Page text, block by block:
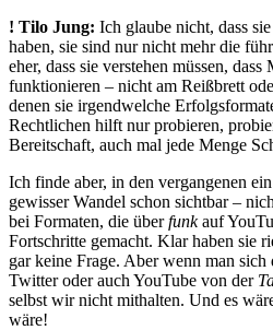
! Tilo Jung: Ich glaube nicht, dass
haben, sie sind nur nicht mehr die
eher, dass sie verstehen müssen, dass
funktionieren – nicht am Reißbrett
denen sie irgendwelche
Rechtlichen hilft nur probieren,
Bereitschaft, auch mal jede Menge
Ich finde aber, in den vergangenen
gewisser Wandel schon sichtbar –
bei Formaten, die überfunkauf
Fortschritte gemacht. Klar haben sie
gar keine Frage. Aber wenn man
Twitter oder auch YouTube von der
selbst wir nicht mithalten. Und es
wäre!